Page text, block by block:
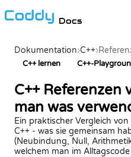
Docs
Dokumentation›C++›
C++ lernen C++-
C++ Referenzen
man was
Ein praktischer Vergleich
C++ - was sie gemeinsam
(Neubindung, Null,
welchem man im